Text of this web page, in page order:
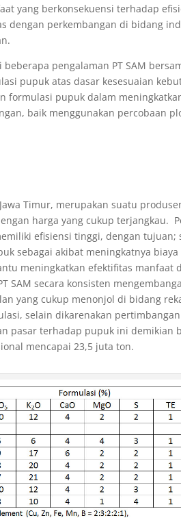
yang berkonsekuensi terhadap
dengan perkembangan di bidang
pengalaman PT SAM
pupuk atas dasar kesesuaian
formulasi pupuk dalam
baik menggunakan percobaan
Timur, merupakan suatu
harga yang cukup terjangkau.
efisiensi tinggi, dengan tujuan;
sebagai akibat meningkatnya
meningkatkan efektifitas manfaat
SAM secara konsisten
yang cukup menonjol di bidang
selain dikarenakan
pasar terhadap pupuk ini demikian
mencapai 23,5 juta ton.